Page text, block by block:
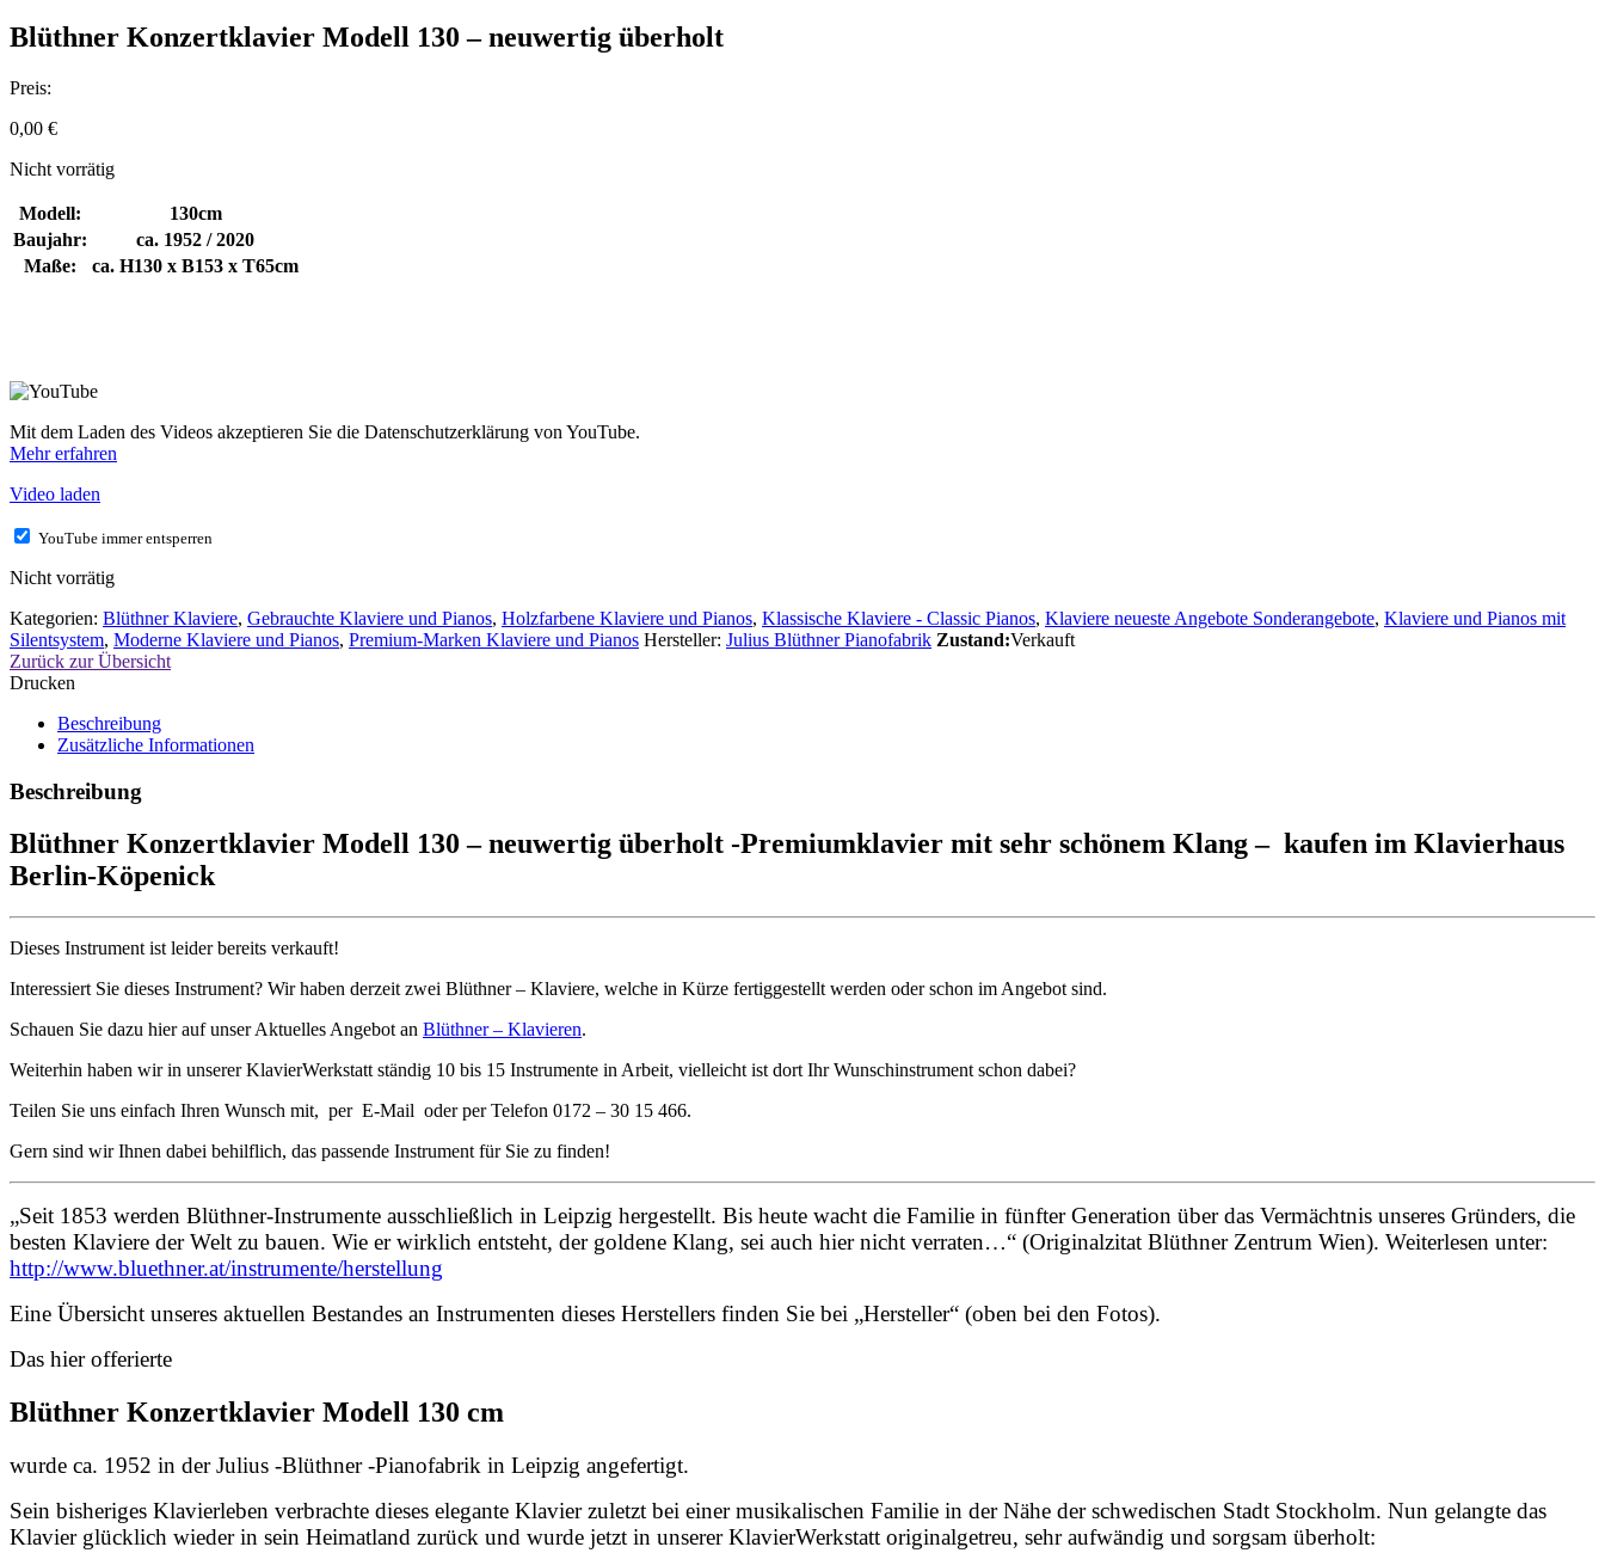
Blüthner Konzertklavier Modell 130 – neuwertig überholt
Preis:
0,00 €
Nicht vorrätig
Modell:
130cm
Baujahr:
ca. 1952 / 2020
Maße:
ca. H130 x B153 x T65cm
Mit dem Laden des Videos akzeptieren Sie die Datenschutzerklärung von YouTube.
Mehr erfahren
Video laden
YouTube immer entsperren
Nicht vorrätig
Kategorien: Blüthner Klaviere, Gebrauchte Klaviere und Pianos, Holzfarbene Klaviere und Pianos, Klassische Klaviere - Classic Pianos, Klaviere neueste Angebote Sonderangebote, Klaviere und Pianos mit
Silentsystem, Moderne Klaviere und Pianos, Premium-Marken Klaviere und Pianos Hersteller: Julius Blüthner Pianofabrik Zustand:Verkauft
Zurück zur Übersicht
Drucken
Beschreibung
Zusätzliche Informationen
Beschreibung
Blüthner Konzertklavier Modell 130 – neuwertig überholt -Premiumklavier mit sehr schönem Klang – kaufen im Klavierhaus
Berlin-Köpenick
Dieses Instrument ist leider bereits verkauft!
Interessiert Sie dieses Instrument? Wir haben derzeit zwei Blüthner – Klaviere, welche in Kürze fertiggestellt werden oder schon im Angebot sind.
Schauen Sie dazu hier auf unser Aktuelles Angebot an Blüthner – Klavieren.
Weiterhin haben wir in unserer KlavierWerkstatt ständig 10 bis 15 Instrumente in Arbeit, vielleicht ist dort Ihr Wunschinstrument schon dabei?
Teilen Sie uns einfach Ihren Wunsch mit, per E-Mail oder per Telefon 0172 – 30 15 466.
Gern sind wir Ihnen dabei behilflich, das passende Instrument für Sie zu finden!
„Seit 1853 werden Blüthner-Instrumente ausschließlich in Leipzig hergestellt. Bis heute wacht die Familie in fünfter Generation über das Vermächtnis unseres Gründers, die
besten Klaviere der Welt zu bauen. Wie er wirklich entsteht, der goldene Klang, sei auch hier nicht verraten…“ (Originalzitat Blüthner Zentrum Wien). Weiterlesen unter:
http://www.bluethner.at/instrumente/herstellung
Eine Übersicht unseres aktuellen Bestandes an Instrumenten dieses Herstellers finden Sie bei „Hersteller“ (oben bei den Fotos).
Das hier offerierte
Blüthner Konzertklavier Modell 130 cm
wurde ca. 1952 in der Julius -Blüthner -Pianofabrik in Leipzig angefertigt.
Sein bisheriges Klavierleben verbrachte dieses elegante Klavier zuletzt bei einer musikalischen Familie in der Nähe der schwedischen Stadt Stockholm. Nun gelangte das
Klavier glücklich wieder in sein Heimatland zurück und wurde jetzt in unserer KlavierWerkstatt originalgetreu, sehr aufwändig und sorgsam überholt: